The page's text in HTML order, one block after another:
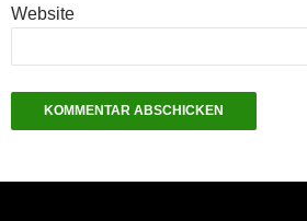
Website